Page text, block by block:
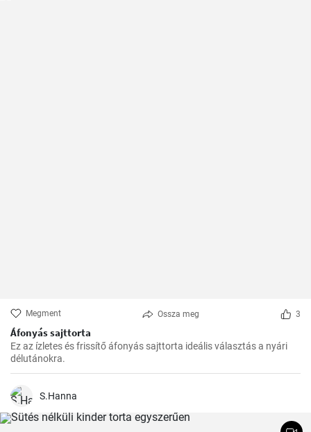
Megment Ossza meg 3
Áfonyás sajttorta
Ez az ízletes és frissítő áfonyás sajttorta ideális választás a nyári
délutánokra.
S.Hanna